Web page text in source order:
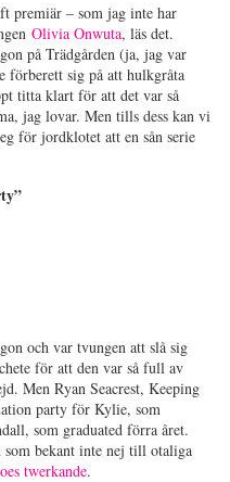
premiär – som jag inte har
Olivia Onwuta, läs det.
på Trädgården (ja, jag var
förberett sig på att hulkgråta
titta klart för att det var så
jag lovar. Men tills dess kan vi
för jordklotet att en sån serie
och var tvungen att slå sig
för att den var så full av
Men Ryan Seacrest, Keeping
party för Kylie, som
som graduated förra året.
som bekant inte nej till otaliga
twerkande.